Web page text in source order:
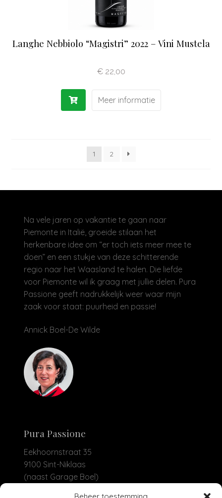
Langhe Nebbiolo “Magistri” 2022 – Vini Mustela
€22,00
Meer informatie
1 2
Na vele jaren op vakantie te gaan naar
Piemonte in Italië, groeide stilaan het
herkenbare idee om “er toch iets meer mee te
doen” en een stukje van deze schitterende
regio naar het Waasland te halen. Die liefde
voor Piemonte wil ik graag met jullie delen. Pura
Passione geeft nadrukkelijk weer waar mijn
zaak voor staat: puurheid en passie!
Annick Boel-De Wilde
Pura Passione
Eekhoornstraat 35
9100 Sint-Niklaas
(naast Garage Boel)